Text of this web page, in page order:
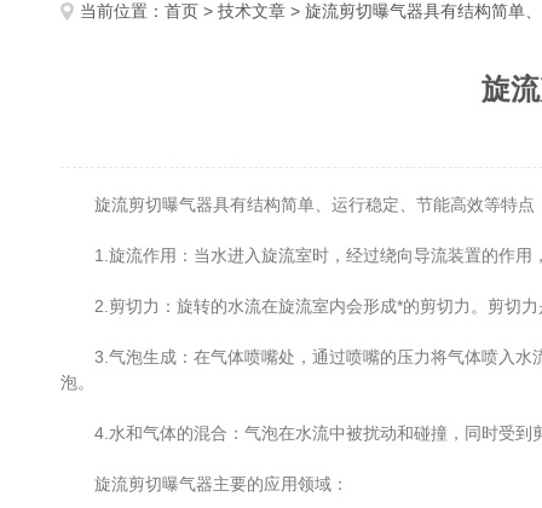
当前位置： 首页 > 技术文章 > 旋流剪切曝气器具有结构简单
旋
旋流剪切曝气器具有结构简单、运行稳定、节能高效等特点
1.旋流作用：当水进入旋流室时，经过绕向导流装置的作用
2.剪切力：旋转的水流在旋流室内会形成*的剪切力。剪切力
3.气泡生成：在气体喷嘴处，通过喷嘴的压力将气体喷入水
泡。
4.水和气体的混合：气泡在水流中被扰动和碰撞，同时受到
旋流剪切曝气器主要的应用领域：